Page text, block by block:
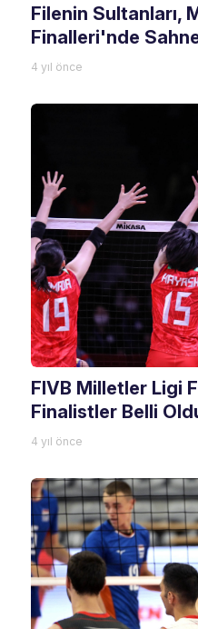
Filenin Sultanları,
Finalleri'nde
4 yıl önce
FIVB Milletler Ligi
Finalistler Belli
4 yıl önce